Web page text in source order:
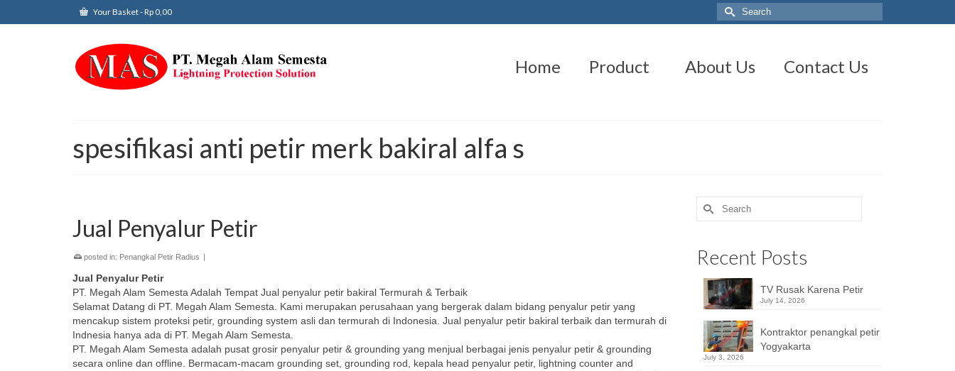
Your Basket-Rp 0,00
Search
for:
Home Product About Us Contact Us
spesifikasi anti petir merk bakiral alfa s
Jual Penyalur Petir
posted in: Penangkal Petir Radius |
Jual Penyalur Petir
PT. Megah Alam Semesta Adalah Tempat Jual penyalur petir bakiral Termurah & Terbaik
Selamat Datang di PT. Megah Alam Semesta. Kami merupakan perusahaan yang bergerak dalam bidang penyalur petir yang
mencakup sistem proteksi petir, grounding system asli dan termurah di Indonesia. Jual penyalur petir bakiral terbaik dan termurah di
Indnesia hanya ada di PT. Megah Alam Semesta.
PT. Megah Alam Semesta adalah pusat grosir penyalur petir & grounding yang menjual berbagai jenis penyalur petir & grounding
secara online dan offline. Bermacam-macam grounding set, grounding rod, kepala head penyalur petir, lightning counter and
Search
for:
Recent Posts
TV Rusak Karena Petir
July 14, 2026
Kontraktor penangkal petir
Yogyakarta
July 3, 2026